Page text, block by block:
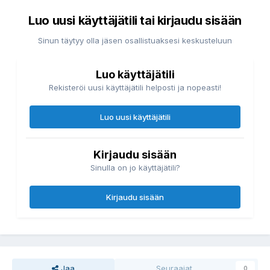
Luo uusi käyttäjätili tai kirjaudu sisään
Sinun täytyy olla jäsen osallistuaksesi keskusteluun
Luo käyttäjätili
Rekisteröi uusi käyttäjätili helposti ja nopeasti!
Luo uusi käyttäjätili
Kirjaudu sisään
Sinulla on jo käyttäjätili?
Kirjaudu sisään
0